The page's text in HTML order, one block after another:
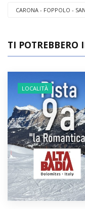
CARONA - FOPPOLO -
TI POTREBBERO
LOCALITÀ